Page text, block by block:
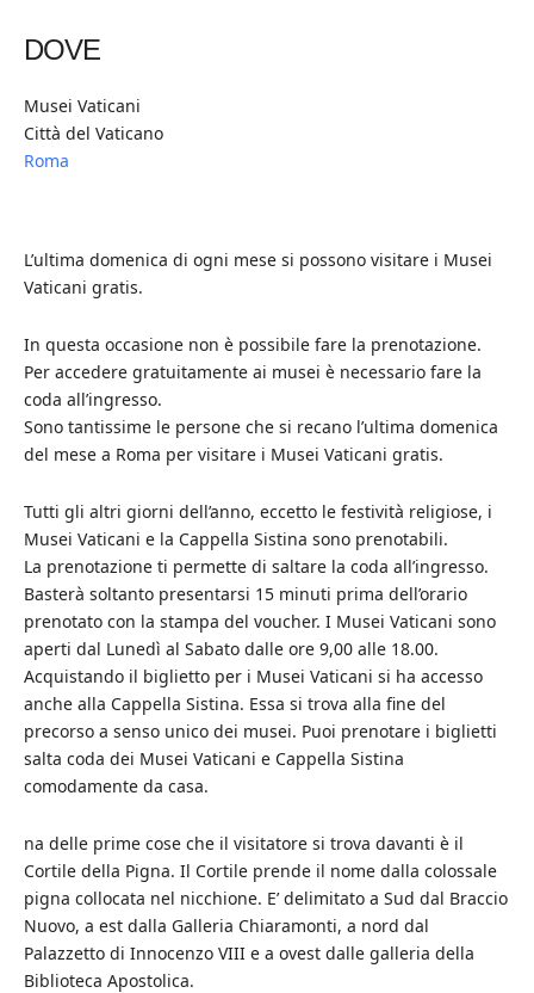
DOVE
Musei Vaticani
Città del Vaticano
Roma
L’ultima domenica di ogni mese si possono visitare i Musei
Vaticani gratis.
In questa occasione non è possibile fare la prenotazione.
Per accedere gratuitamente ai musei è necessario fare la
coda all’ingresso.
Sono tantissime le persone che si recano l’ultima domenica
del mese a Roma per visitare i Musei Vaticani gratis.
Tutti gli altri giorni dell’anno, eccetto le festività religiose, i
Musei Vaticani e la Cappella Sistina sono prenotabili.
La prenotazione ti permette di saltare la coda all’ingresso.
Basterà soltanto presentarsi 15 minuti prima dell’orario
prenotato con la stampa del voucher. I Musei Vaticani sono
aperti dal Lunedì al Sabato dalle ore 9,00 alle 18.00.
Acquistando il biglietto per i Musei Vaticani si ha accesso
anche alla Cappella Sistina. Essa si trova alla fine del
precorso a senso unico dei musei. Puoi prenotare i biglietti
salta coda dei Musei Vaticani e Cappella Sistina
comodamente da casa.
na delle prime cose che il visitatore si trova davanti è il
Cortile della Pigna. Il Cortile prende il nome dalla colossale
pigna collocata nel nicchione. E’ delimitato a Sud dal Braccio
Nuovo, a est dalla Galleria Chiaramonti, a nord dal
Palazzetto di Innocenzo VIII e a ovest dalle galleria della
Biblioteca Apostolica.